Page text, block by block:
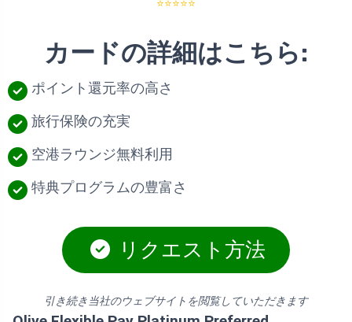
⭐⭐⭐⭐⭐
カードの詳細はこちら:
ポイント還元率の高さ
旅行保険の充実
空港ラウンジ無料利用
特典プログラムの豊富さ
リクエスト方法
引き続き当社のウェブサイトを閲覧していただきます